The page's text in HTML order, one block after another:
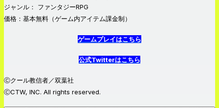
ジャンル： ファンタジーRPG
価格：基本無料（ゲーム内アイテム課金制）
ゲームプレイはこちら
公式Twitterはこちら
Ⓒクール教信者／双葉社
ⒸCTW, INC. All rights reserved.